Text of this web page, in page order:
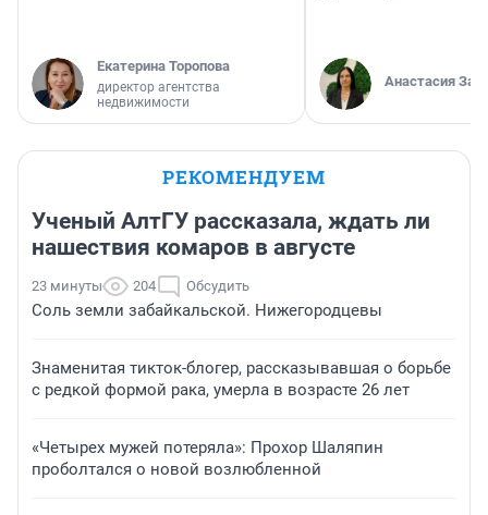
Екатерина Торопова
директор агентства
недвижимости
Анастасия
РЕКОМЕНДУЕМ
Ученый АлтГУ рассказала, ждать ли
нашествия комаров в августе
23 минуты 204 Обсудить
Соль земли забайкальской. Нижегородцевы
Знаменитая тикток-блогер, рассказывавшая о борьбе
с редкой формой рака, умерла в возрасте 26 лет
«Четырех мужей потеряла»: Прохор Шаляпин
проболтался о новой возлюбленной